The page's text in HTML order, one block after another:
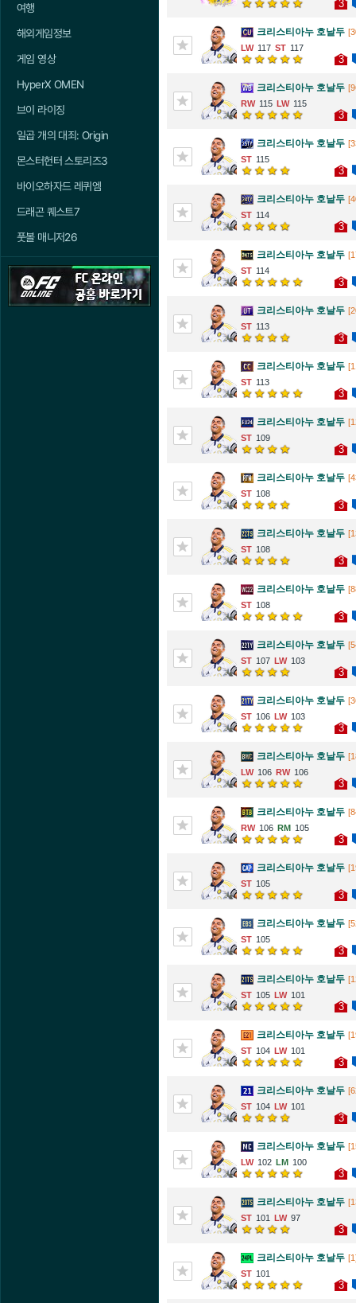
여행
해외게임정보
게임 영상
HyperX OMEN
브이 라이징
일곱 개의 대죄: Origin
몬스터헌터 스토리즈3
바이오하자드 레퀴엠
드래곤 퀘스트7
풋볼 매니저26
3
크리스티아누 호날두
117
117
3
크리스티아누 호날두
115
115
3
크리스티아누 호날두
115
3
크리스티아누 호날두
114
3
크리스티아누 호날두
114
3
크리스티아누 호날두
113
3
크리스티아누 호날두
113
3
크리스티아누 호날두
109
3
크리스티아누 호날두
108
3
크리스티아누 호날두
108
3
크리스티아누 호날두
108
3
크리스티아누 호날두
107
103
3
크리스티아누 호날두
106
103
3
크리스티아누 호날두
106
106
3
크리스티아누 호날두
106
105
3
크리스티아누 호날두
105
3
크리스티아누 호날두
105
3
크리스티아누 호날두
105
101
3
크리스티아누 호날두
104
101
3
크리스티아누 호날두
104
101
3
크리스티아누 호날두
102
100
3
크리스티아누 호날두
101
97
3
크리스티아누 호날두
101
3